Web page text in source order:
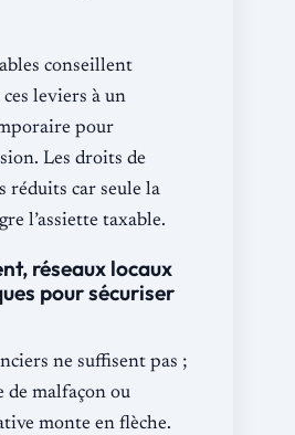
conseillent
leviers à un
pour
Les droits de
réduits car seule la
l’assiette taxable.
réseaux locaux
pour sécuriser
ne suffisent pas ;
de malfaçon ou
monte en flèche.